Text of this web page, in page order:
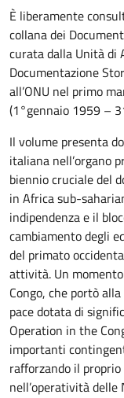
È liberamente
collana dei
curata dalla Unità di
Documentazione
all’ONU nel primo
(1°gennaio 1959 –
Il volume presenta
italiana nell’organo
biennio cruciale del
in Africa sub-
indipendenza e il
cambiamento degli
del primato
attività. Un
Congo, che portò
pace dotata di
Operation in the
importanti
rafforzando il
nell’operatività delle